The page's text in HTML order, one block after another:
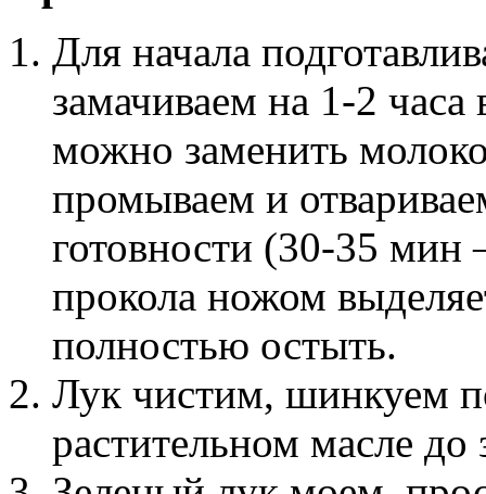
Для начала
замачиваем на 1-2
можно заменить
промываем и
готовности (30-35 мин
прокола ножом
полностью остыть.
Лук чистим, шинкуем
растительном масле до